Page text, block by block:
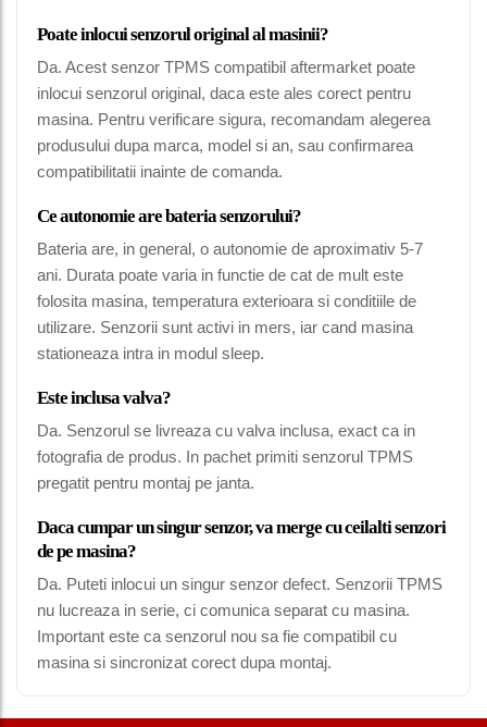
Poate inlocui senzorul original al masinii?
Da. Acest senzor TPMS compatibil aftermarket poate
inlocui senzorul original, daca este ales corect pentru
masina. Pentru verificare sigura, recomandam alegerea
produsului dupa marca, model si an, sau confirmarea
compatibilitatii inainte de comanda.
Ce autonomie are bateria senzorului?
Bateria are, in general, o autonomie de aproximativ 5-7
ani. Durata poate varia in functie de cat de mult este
folosita masina, temperatura exterioara si conditiile de
utilizare. Senzorii sunt activi in mers, iar cand masina
stationeaza intra in modul sleep.
Este inclusa valva?
Da. Senzorul se livreaza cu valva inclusa, exact ca in
fotografia de produs. In pachet primiti senzorul TPMS
pregatit pentru montaj pe janta.
Daca cumpar un singur senzor, va merge cu ceilalti senzori
de pe masina?
Da. Puteti inlocui un singur senzor defect. Senzorii TPMS
nu lucreaza in serie, ci comunica separat cu masina.
Important este ca senzorul nou sa fie compatibil cu
masina si sincronizat corect dupa montaj.